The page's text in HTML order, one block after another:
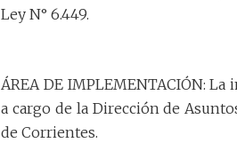
Ley N° 6.449.
ÁREA DE IMPLEMENTACIÓN:
a cargo de la Dirección de
de Corrientes.